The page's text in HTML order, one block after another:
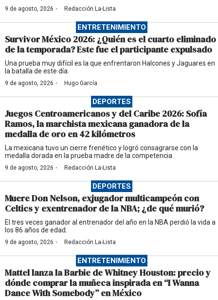
9 de agosto, 2026 · Redacción La-Lista
ENTRETENIMIENTO
Survivor México 2026: ¿Quién es el cuarto eliminado
de la temporada? Este fue el participante expulsado
Una prueba muy difícil es la que enfrentaron Halcones y Jaguares en
la batalla de este día.
9 de agosto, 2026 · Hugo García
DEPORTES
Juegos Centroamericanos y del Caribe 2026: Sofía
Ramos, la marchista mexicana ganadora de la
medalla de oro en 42 kilómetros
La mexicana tuvo un cierre frenético y logró consagrarse con la
medalla dorada en la prueba madre de la competencia.
9 de agosto, 2026 · Redacción La-Lista
DEPORTES
Muere Don Nelson, exjugador multicampeón con
Celtics y exentrenador de la NBA; ¿de qué murió?
El tres veces ganador al entrenador del año en la NBA perdió la vida a
los 86 años de edad.
9 de agosto, 2026 · Redacción La-Lista
ENTRETENIMIENTO
Mattel lanza la Barbie de Whitney Houston: precio y
dónde comprar la muñeca inspirada en “I Wanna
Dance With Somebody” en México